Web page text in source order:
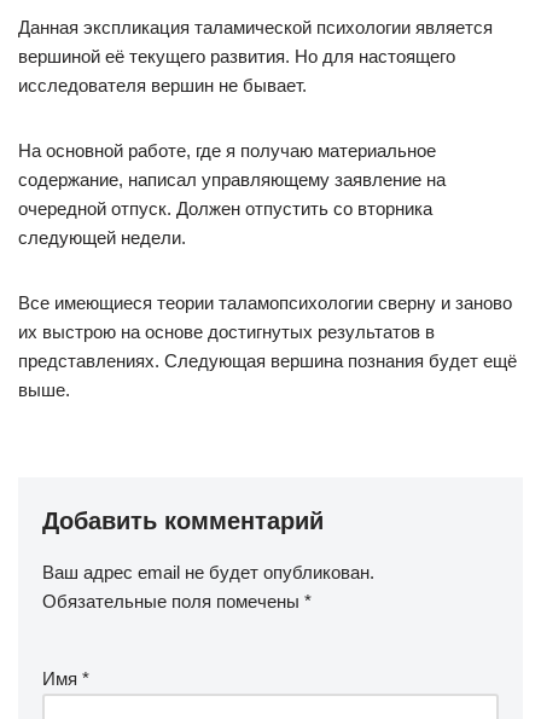
Данная экспликация таламической психологии является
вершиной её текущего развития. Но для настоящего
исследователя вершин не бывает.
На основной работе, где я получаю материальное
содержание, написал управляющему заявление на
очередной отпуск. Должен отпустить со вторника
следующей недели.
Все имеющиеся теории таламопсихологии сверну и заново
их выстрою на основе достигнутых результатов в
представлениях. Следующая вершина познания будет ещё
выше.
Добавить комментарий
Ваш адрес email не будет опубликован.
Обязательные поля помечены *
Имя *